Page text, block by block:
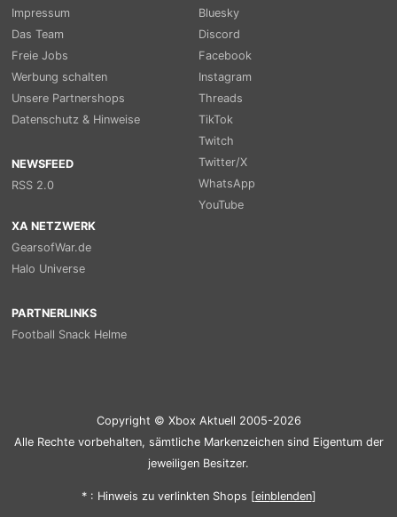
Impressum
Das Team
Freie Jobs
Werbung schalten
Unsere Partnershops
Datenschutz & Hinweise
NEWSFEED
RSS 2.0
Bluesky
Discord
Facebook
Instagram
Threads
TikTok
Twitch
Twitter/X
WhatsApp
YouTube
XA NETZWERK
GearsofWar.de
Halo Universe
PARTNERLINKS
Football Snack Helme
Copyright © Xbox Aktuell 2005-2026
Alle Rechte vorbehalten, sämtliche Markenzeichen sind Eigentum der
jeweiligen Besitzer.
* : Hinweis zu verlinkten Shops [einblenden]